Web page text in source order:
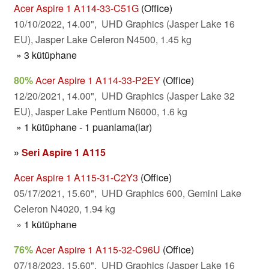
Acer Aspire 1 A114-33-C51G (Office)
10/10/2022, 14.00", UHD Graphics (Jasper Lake 16
EU), Jasper Lake Celeron N4500, 1.45 kg
» 3 kütüphane
80%Acer Aspire 1 A114-33-P2EY (Office)
12/20/2021, 14.00", UHD Graphics (Jasper Lake 32
EU), Jasper Lake Pentium N6000, 1.6 kg
» 1 kütüphane - 1 puanlama(lar)
» Seri Aspire 1 A115
Acer Aspire 1 A115-31-C2Y3 (Office)
05/17/2021, 15.60", UHD Graphics 600, Gemini Lake
Celeron N4020, 1.94 kg
» 1 kütüphane
76%Acer Aspire 1 A115-32-C96U (Office)
07/18/2023, 15.60", UHD Graphics (Jasper Lake 16